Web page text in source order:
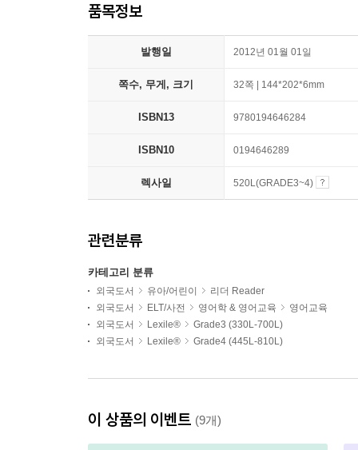
품목정보
발행일 2012년 01월 01일
쪽수, 무게, 크기 32쪽 | 144*202*6mm
ISBN13 9780194646284
ISBN10 0194646289
렉사일 520L(GRADE3~4)
관련분류
카테고리 분류
외국도서 유아/어린이
리더 Reader
외국도서
ELT/사전 영어학 & 영어교육
영어교육
외국도서
Lexile®
Grade3 (330L-700L)
외국도서
Lexile® Grade4 (445L-810L)
이 상품의 이벤트 (9개)